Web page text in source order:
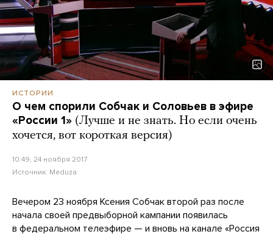
ИСТОРИИ
О чем спорили Собчак и Соловьев в эфире
«России 1» (Лучше и не знать. Но если очень
хочется, вот короткая версия)
10:49, 24 ноября 2017
Источник: Meduza
Вечером 23 ноября Ксения Собчак второй раз после
начала своей предвыборной кампании появилась
в федеральном телеэфире — и вновь на канале «Россия